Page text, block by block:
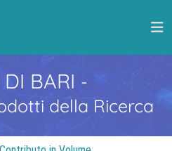
BARI -
della Ricerca